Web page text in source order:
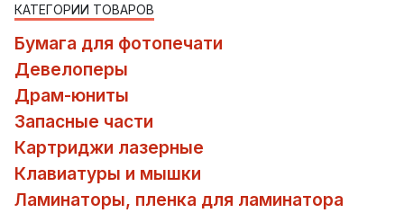
КАТЕГОРИИ ТОВАРОВ
Бумага для фотопечати
Девелоперы
Драм-юниты
Запасные части
Картриджи лазерные
Клавиатуры и мышки
Ламинаторы, пленка для ламинатора